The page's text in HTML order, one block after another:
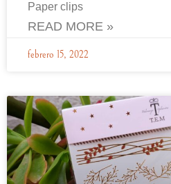
Paper clips
READ MORE »
febrero 15, 2022